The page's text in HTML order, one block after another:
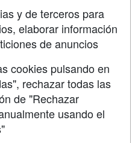
SÍGUENOS EN:
y de terceros para
elaborar información
de anuncios
cookies pulsando en
rechazar todas las
de "Rechazar
usando el